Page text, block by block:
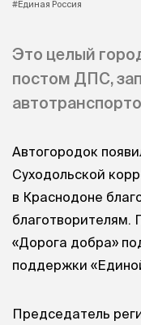
#Единая Россия
Это целый
постом ДПС,
Автогородок
Суходольской
в Краснодоне
благотворителям.
«Дорога добра»
поддержки
Председатель